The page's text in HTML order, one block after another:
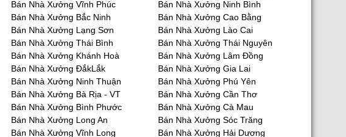
Bán Nhà Xưởng Vĩnh Phúc
Bán Nhà Xưởng Ninh Bình
Bán Nhà Xưởng Bắc Ninh
Bán Nhà Xưởng Cao Bằng
Bán Nhà Xưởng Lạng Sơn
Bán Nhà Xưởng Lào Cai
Bán Nhà Xưởng Thái Bình
Bán Nhà Xưởng Thái Nguyên
Bán Nhà Xưởng Khánh Hoà
Bán Nhà Xưởng Lâm Đồng
Bán Nhà Xưởng ĐắkLắk
Bán Nhà Xưởng Gia Lai
Bán Nhà Xưởng Ninh Thuận
Bán Nhà Xưởng Phú Yên
Bán Nhà Xưởng Bà Rịa - VT
Bán Nhà Xưởng Cần Thơ
Bán Nhà Xưởng Bình Phước
Bán Nhà Xưởng Cà Mau
Bán Nhà Xưởng Long An
Bán Nhà Xưởng Sóc Trăng
Bán Nhà Xưởng Vĩnh Long Bán Nhà Xưởng Hải Dương